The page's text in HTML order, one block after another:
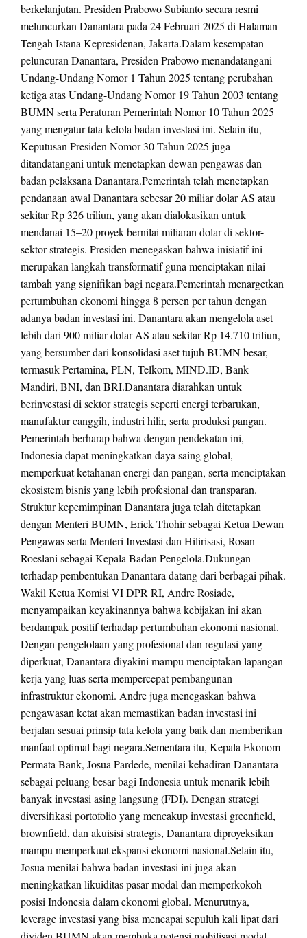
berkelanjutan. Presiden Prabowo Subianto secara resmi
meluncurkan Danantara pada 24 Februari 2025 di Halaman
Tengah Istana Kepresidenan, Jakarta.Dalam kesempatan
peluncuran Danantara, Presiden Prabowo menandatangani
Undang-Undang Nomor 1 Tahun 2025 tentang perubahan
ketiga atas Undang-Undang Nomor 19 Tahun 2003 tentang
BUMN serta Peraturan Pemerintah Nomor 10 Tahun 2025
yang mengatur tata kelola badan investasi ini. Selain itu,
Keputusan Presiden Nomor 30 Tahun 2025 juga
ditandatangani untuk menetapkan dewan pengawas dan
badan pelaksana Danantara.Pemerintah telah menetapkan
pendanaan awal Danantara sebesar 20 miliar dolar AS atau
sekitar Rp 326 triliun, yang akan dialokasikan untuk
mendanai 15–20 proyek bernilai miliaran dolar di sektor-
sektor strategis. Presiden menegaskan bahwa inisiatif ini
merupakan langkah transformatif guna menciptakan nilai
tambah yang signifikan bagi negara.Pemerintah menargetkan
pertumbuhan ekonomi hingga 8 persen per tahun dengan
adanya badan investasi ini. Danantara akan mengelola aset
lebih dari 900 miliar dolar AS atau sekitar Rp 14.710 triliun,
yang bersumber dari konsolidasi aset tujuh BUMN besar,
termasuk Pertamina, PLN, Telkom, MIND.ID, Bank
Mandiri, BNI, dan BRI.Danantara diarahkan untuk
berinvestasi di sektor strategis seperti energi terbarukan,
manufaktur canggih, industri hilir, serta produksi pangan.
Pemerintah berharap bahwa dengan pendekatan ini,
Indonesia dapat meningkatkan daya saing global,
memperkuat ketahanan energi dan pangan, serta menciptakan
ekosistem bisnis yang lebih profesional dan transparan.
Struktur kepemimpinan Danantara juga telah ditetapkan
dengan Menteri BUMN, Erick Thohir sebagai Ketua Dewan
Pengawas serta Menteri Investasi dan Hilirisasi, Rosan
Roeslani sebagai Kepala Badan Pengelola.Dukungan
terhadap pembentukan Danantara datang dari berbagai pihak.
Wakil Ketua Komisi VI DPR RI, Andre Rosiade,
menyampaikan keyakinannya bahwa kebijakan ini akan
berdampak positif terhadap pertumbuhan ekonomi nasional.
Dengan pengelolaan yang profesional dan regulasi yang
diperkuat, Danantara diyakini mampu menciptakan lapangan
kerja yang luas serta mempercepat pembangunan
infrastruktur ekonomi. Andre juga menegaskan bahwa
pengawasan ketat akan memastikan badan investasi ini
berjalan sesuai prinsip tata kelola yang baik dan memberikan
manfaat optimal bagi negara.Sementara itu, Kepala Ekonom
Permata Bank, Josua Pardede, menilai kehadiran Danantara
sebagai peluang besar bagi Indonesia untuk menarik lebih
banyak investasi asing langsung (FDI). Dengan strategi
diversifikasi portofolio yang mencakup investasi greenfield,
brownfield, dan akuisisi strategis, Danantara diproyeksikan
mampu memperkuat ekspansi ekonomi nasional.Selain itu,
Josua menilai bahwa badan investasi ini juga akan
meningkatkan likuiditas pasar modal dan memperkokoh
posisi Indonesia dalam ekonomi global. Menurutnya,
leverage investasi yang bisa mencapai sepuluh kali lipat dari